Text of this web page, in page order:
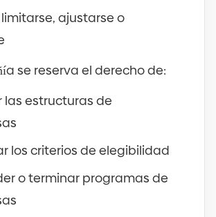
ajustarse o
se reserva el derecho de:
estructuras de
los criterios de elegibilidad
o terminar programas de